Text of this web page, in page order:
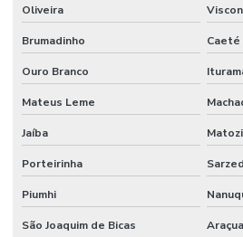
Manutenção predial preventiva e corretiva
Manutenção Predial Residencial
Manutenção Preditiva
Manutenção Preditiva De Equipamentos
Manutenção Preditiva E Iot
Oliveira
Brumadinho Caeté
Ouro Branco
Mateus Leme
Jaíba
Porteirinha
Piumhi
São Joaquim de Bicas